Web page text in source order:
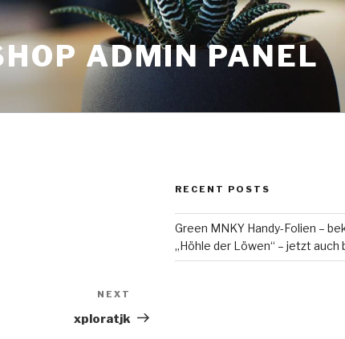
ADMIN PANEL
Post
NEXT
xploratjk
RECENT POSTS
Green MNKY Handy-Folien –
„Höhle der Löwen“ – jetzt auch